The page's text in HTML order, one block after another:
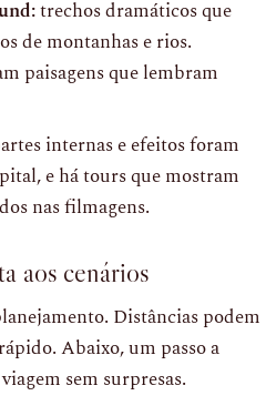
trechos dramáticos que
de montanhas e rios.
paisagens que lembram
internas e efeitos foram
e há tours que mostram
nas filmagens.
aos cenários
Distâncias podem
Abaixo, um passo a
sem surpresas.